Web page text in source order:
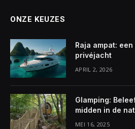
ONZE KEUZES
Raja ampat:
privéjacht
APRIL 2, 2026
Glamping:
midden in de
MEI 16, 2025